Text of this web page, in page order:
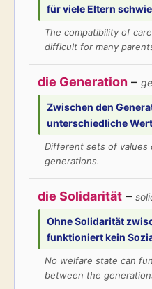
für viele Eltern
The compatibility of
difficult for many
die Generation –
Zwischen den
unterschiedliche
Different sets of
generations.
die Solidarität –
OhneSolidarität
funktioniert kein
No welfare state can
between the